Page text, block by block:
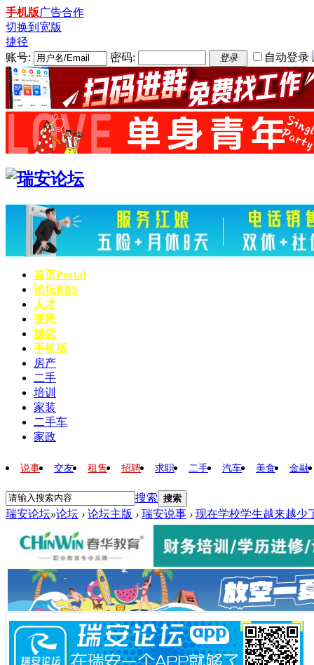
手机版广告合作
切换到宽版
捷径
账号:
密码: 登录 自动登录
首页Portal
论坛BBS
人才
便民
婚恋
手机版
房产
二手
培训
家装
二手车
家政
说事 交友 租售 招聘 求职 二手 汽车 美食 金融
搜索 搜索
瑞安论坛»论坛 › 论坛主版 › 瑞安说事 › 现在学校学生越来越少